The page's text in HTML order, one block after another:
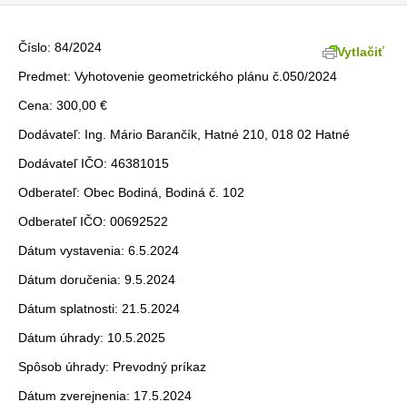
Formuláre
Fotogaléria
Kontakt
Vytlačiť
Číslo: 84/2024
Predmet: Vyhotovenie geometrického plánu č.050/2024
Cena: 300,00 €
Dodávateľ: Ing. Mário Barančík, Hatné 210, 018 02 Hatné
Dodávateľ IČO: 46381015
Odberateľ: Obec Bodiná, Bodiná č. 102
Odberateľ IČO: 00692522
Dátum vystavenia: 6.5.2024
Dátum doručenia: 9.5.2024
Dátum splatnosti: 21.5.2024
Dátum úhrady: 10.5.2025
Spôsob úhrady: Prevodný príkaz
Dátum zverejnenia: 17.5.2024